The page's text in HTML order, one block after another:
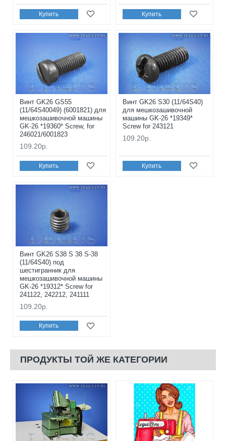
Купить Купить
Винт GK26 GS55
(11/64S40049) (6001821) для
мешкозашивочной машины
GK-26 *19360* Screw, for
246021/6001823
109.20р.
Купить
Винт GK26 S30 (11/64S40)
для мешкозашивочной
машины GK-26 *19349*
Screw for 243121
109.20р.
Купить
Винт GK26 S38 S 38 S-38
(11/64S40) под
шестигранник для
мешкозашивочной машины
GK-26 *19312* Screw for
241122, 242212, 241111
109.20р.
Купить
ПРОДУКТЫ ТОЙ ЖЕ КАТЕГОРИИ